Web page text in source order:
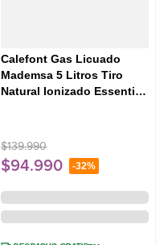
Calefont Gas Licuado
Mademsa 5 Litros Tiro
Natural Ionizado Essential
$139.990
$94.990 -32%